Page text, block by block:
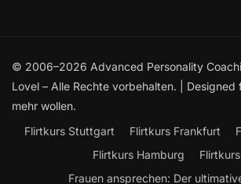
© 2006–2026 Advanced Personality
Lovel – Alle Rechte vorbehalten. | Designed
mehr wollen.
Flirtkurs Stuttgart
Flirtkurs Frankfurt
Flirtkurs Hamburg
Frauen ansprechen: Der